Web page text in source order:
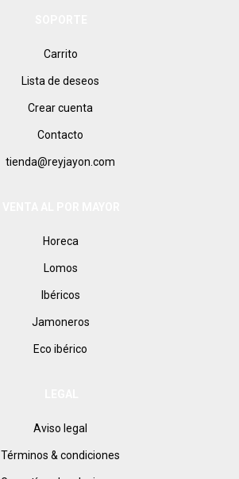
Carrito
Lista de deseos
Crear cuenta
Contacto
tienda@reyjayon.com
Horeca
Lomos
Ibéricos
Jamoneros
Eco ibérico
Aviso legal
Términos & condiciones